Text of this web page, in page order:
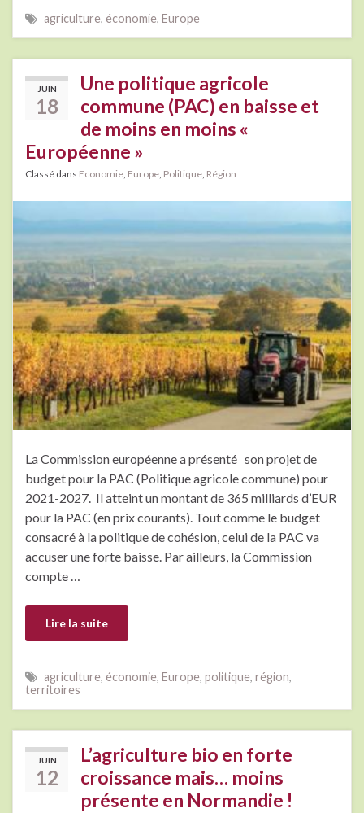
agriculture, économie, Europe
JUIN
18
Une politique agricole
commune (PAC) en baisse et
de moins en moins «
Européenne »
Classé dans Economie Europe Politique Région
La Commission européenne a présenté son projet de
budget pour la PAC (Politique agricole commune) pour
2021-2027. Il atteint un montant de 365 milliards d’EUR
pour la PAC (en prix courants). Tout comme le budget
consacré à la politique de cohésion, celui de la PAC va
accuser une forte baisse. Par ailleurs, la Commission
compte …
Lire la suite
agriculture, économie, Europe, politique, région,
territoires
JUIN
12
L’agriculture bio en forte
croissance mais… moins
présente en Normandie !